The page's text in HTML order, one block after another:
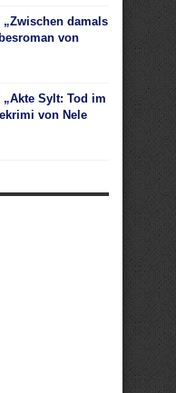
damals
von
Sylt: Tod im
von Nele